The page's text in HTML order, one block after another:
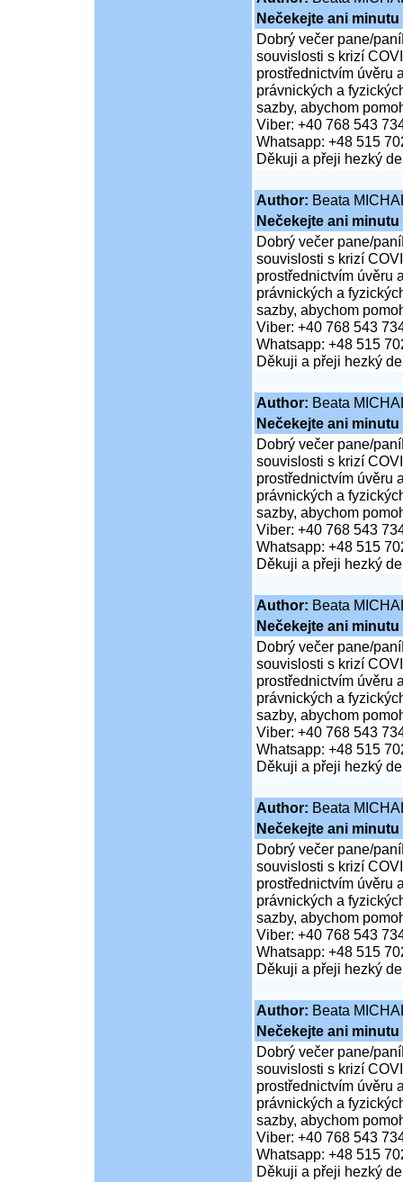
Nečekejte ani
Dobrý večer pane/
souvislosti s krizí
prostřednictvím úvěru
právnických a
sazby, abychom
Viber: +40 768 543
Whatsapp: +48 515
Děkuji a přeji hezký
Author: Beata
Nečekejte ani
Dobrý večer pane/
souvislosti s krizí
prostřednictvím úvěru
právnických a
sazby, abychom
Viber: +40 768 543
Whatsapp: +48 515
Děkuji a přeji hezký
Author: Beata
Nečekejte ani
Dobrý večer pane/
souvislosti s krizí
prostřednictvím úvěru
právnických a
sazby, abychom
Viber: +40 768 543
Whatsapp: +48 515
Děkuji a přeji hezký
Author: Beata
Nečekejte ani
Dobrý večer pane/
souvislosti s krizí
prostřednictvím úvěru
právnických a
sazby, abychom
Viber: +40 768 543
Whatsapp: +48 515
Děkuji a přeji hezký
Author: Beata
Nečekejte ani
Dobrý večer pane/
souvislosti s krizí
prostřednictvím úvěru
právnických a
sazby, abychom
Viber: +40 768 543
Whatsapp: +48 515
Děkuji a přeji hezký
Author: Beata
Nečekejte ani
Dobrý večer pane/
souvislosti s krizí
prostřednictvím úvěru
právnických a
sazby, abychom
Viber: +40 768 543
Whatsapp: +48 515
Děkuji a přeji hezký